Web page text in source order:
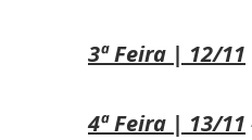
3ª Feira | 12/11
4ª Feira | 13/11